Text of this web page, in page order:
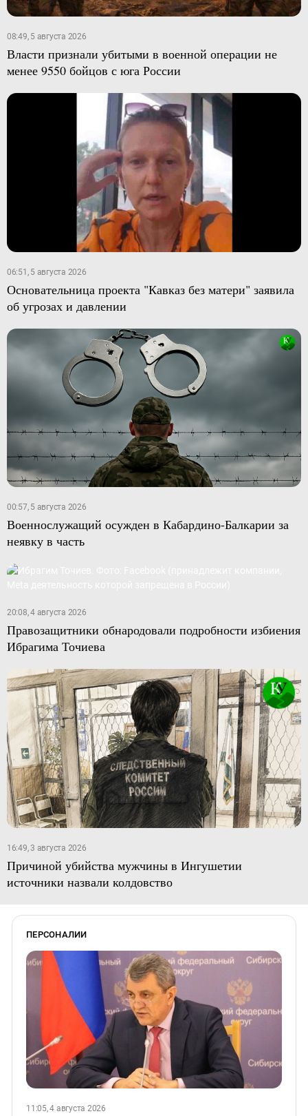
08:49, 5 августа 2026
Власти признали убитыми в военной операции не
менее 9550 бойцов с юга России
06:51, 5 августа 2026
Основательница проекта "Кавказ без матери" заявила
об угрозах и давлении
00:57, 5 августа 2026
Военнослужащий осужден в Кабардино-Балкарии за
неявку в часть
20:08, 4 августа 2026
Правозащитники обнародовали подробности избиения
Ибрагима Точиева
16:49, 3 августа 2026
Причиной убийства мужчины в Ингушетии
источники назвали колдовство
ПЕРСОНАЛИИ
11:05, 4 августа 2026